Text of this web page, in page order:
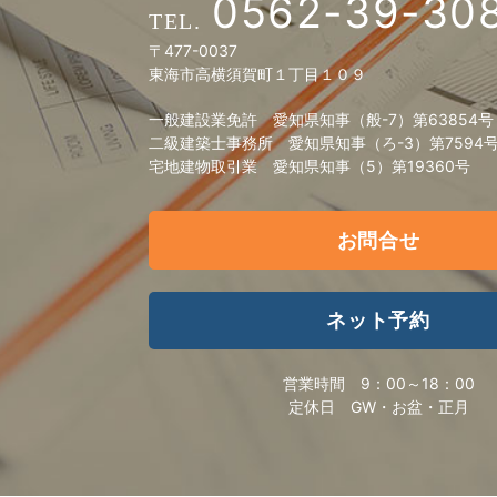
0562-39-
〒477-0037
東海市高横須賀町１丁目１０９
一般建設業免許 愛知県知事（般-7）第63854号
二級建築士事務所 愛知県知事（ろ-3）第7594
宅地建物取引業 愛知県知事（5）第19360号
お問合せ
ネット予約
営業時間 9：00～18：00
定休日 GW・お盆・正月